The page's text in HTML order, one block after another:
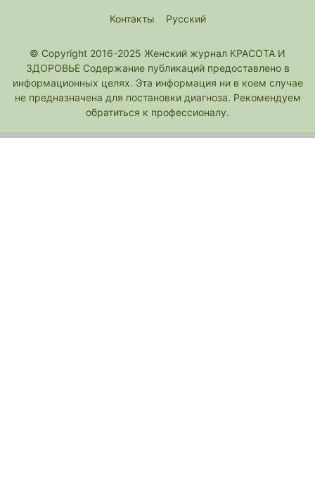
Контакты Русский
© Copyright 2016-2025 Женский журнал КРАСОТА И
ЗДОРОВЬЕ Содержание публикаций предоставлено в
информационных целях. Эта информация ни в коем случае
не предназначена для постановки диагноза. Рекомендуем
обратиться к профессионалу.